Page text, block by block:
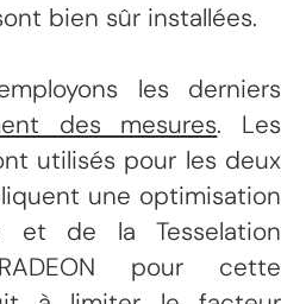
bien sûr installées.
les derniers
des mesures. Les
utilisés pour les deux
une optimisation
et de la Tesselation
pour cette